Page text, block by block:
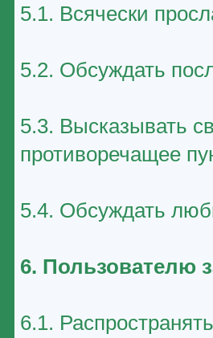
5.1. Всячески
5.2. Обсуждать
5.3. Высказывать
противоречащее
5.4. Обсуждать
6. Пользователю
6.1.